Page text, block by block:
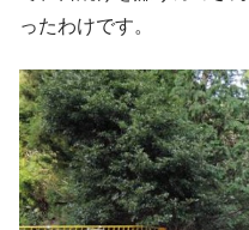
ったわけです。